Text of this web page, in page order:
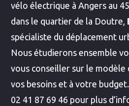
vélo électrique à Angers au
dans le quartier de la Doutre,
spécialiste du déplacement
Nous étudierons ensemble
vous conseiller sur le modèle
vos besoins et à votre
02 41 87 69 46 pour plus